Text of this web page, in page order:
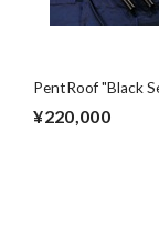
PentRoof "Black
¥220,000